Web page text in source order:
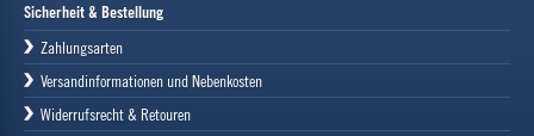
Sicherheit & Bestellung
Zahlungsarten
Versandinformationen und Nebenkosten
Widerrufsrecht & Retouren